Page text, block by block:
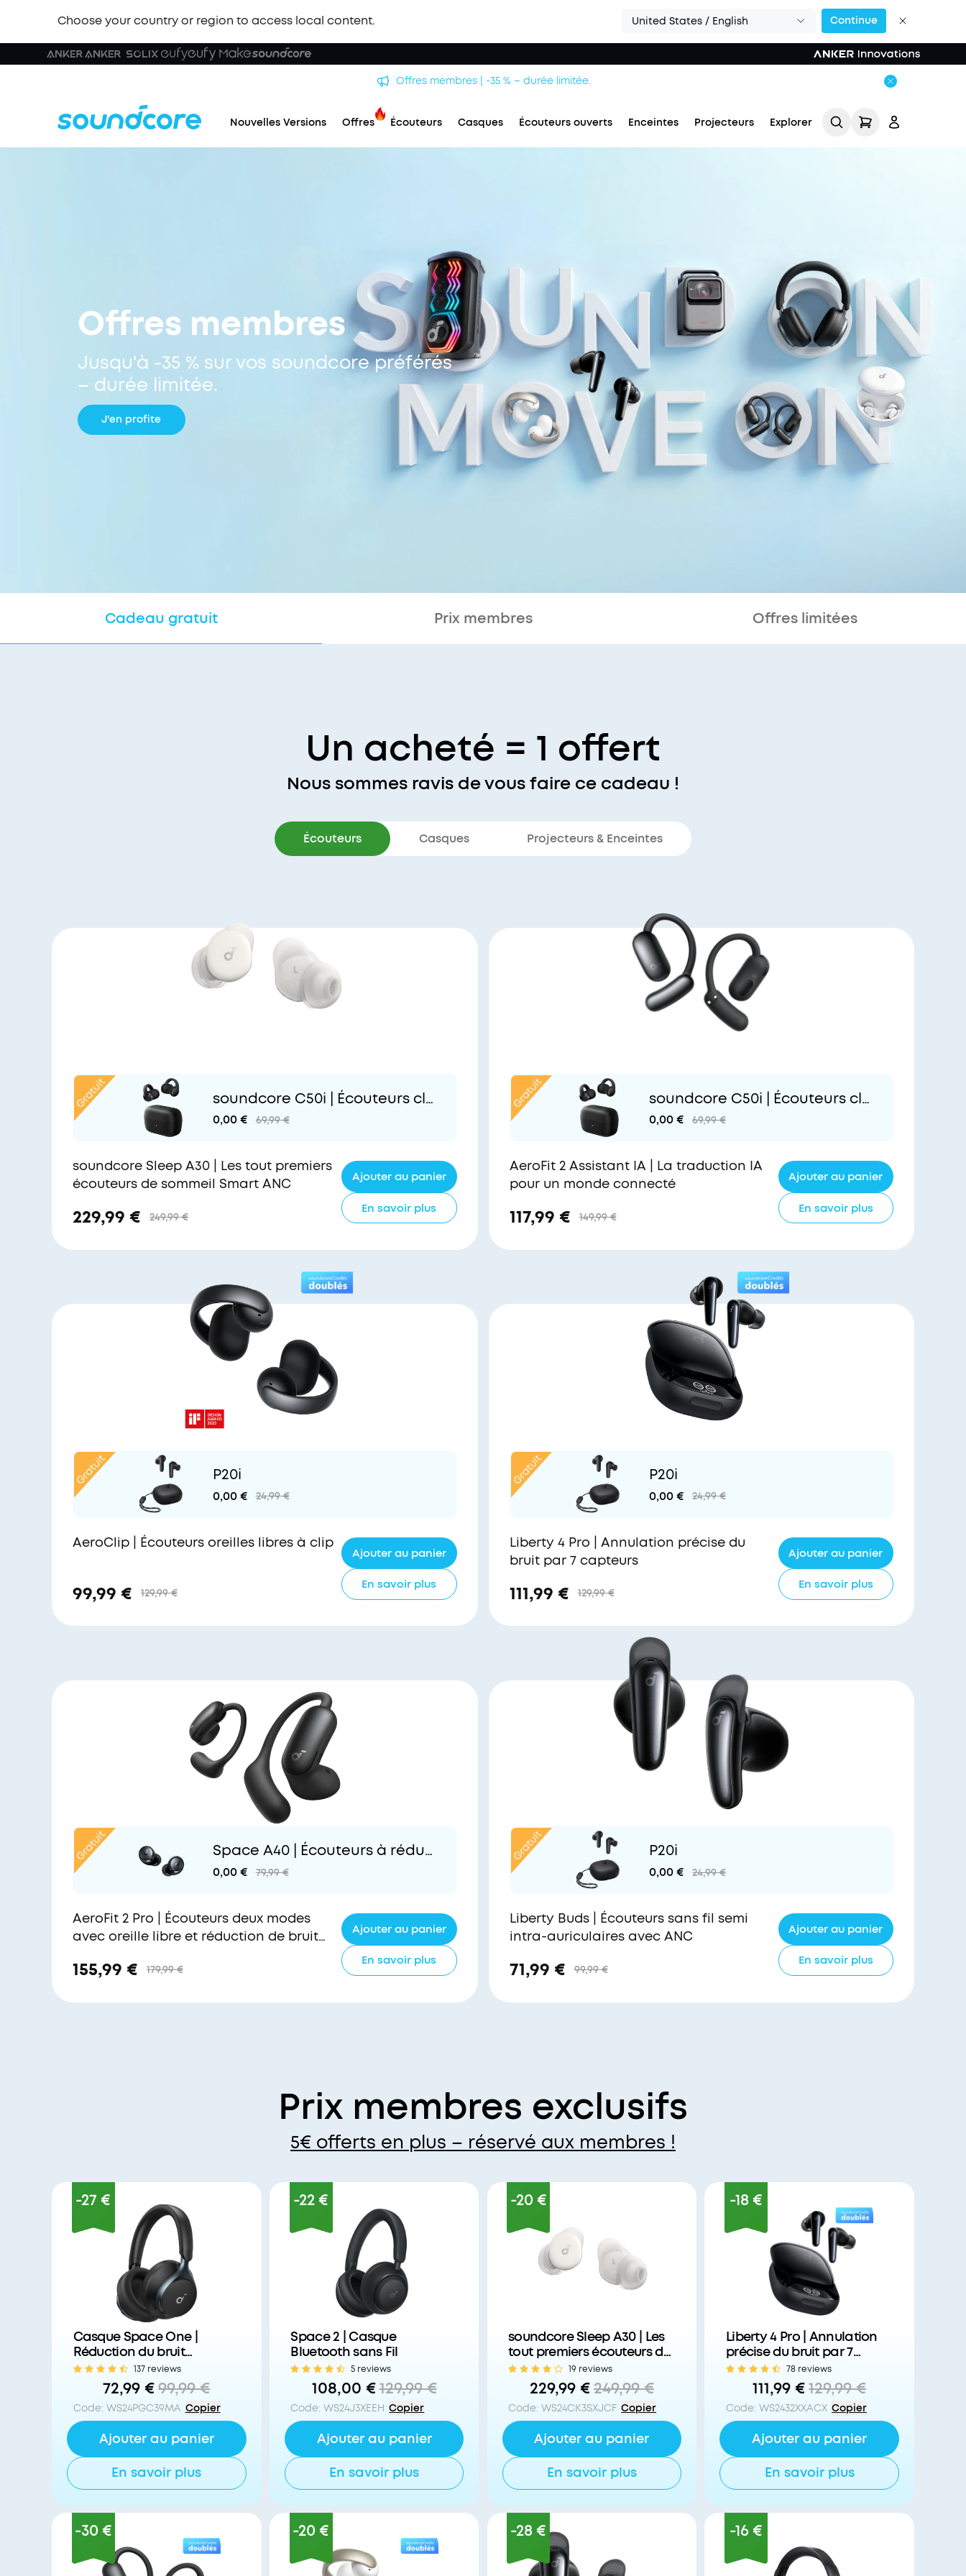
Choose your country or region to access local content. United States / English Continue
Offres membres | -35 % – durée limitée.
Nouvelles Versions Offres Écouteurs Casques Écouteurs ouverts Enceintes Projecteurs Explorer
Se connecter
Suivi de commande
Offres membres
Jusqu'à -35 % sur vos soundcore préférés
– durée limitée.
J'en profite
Cadeau gratuit Prix membres Offres limitées
Un acheté = 1 offert
Nous sommes ravis de vous faire ce cadeau !
Écouteurs Casques Projecteurs & Enceintes
soundcore C50i | Écouteurs cli
p flexbiles et confortables
0,00 € 69,99 €
soundcore Sleep A30 | Les tout premiers
écouteurs de sommeil Smart ANC
229,99 € 249,99 €
Ajouter au panier
En savoir plus
soundcore C50i | Écouteurs cli
p flexbiles et confortables
0,00 € 69,99 €
AeroFit 2 Assistant IA | La traduction IA
pour un monde connecté
117,99 € 149,99 €
Ajouter au panier
En savoir plus
P20i
0,00 € 24,99 €
AeroClip | Écouteurs oreilles libres à clip
99,99 € 129,99 €
Ajouter au panier
En savoir plus
P20i
0,00 € 24,99 €
Liberty 4 Pro | Annulation précise du
bruit par 7 capteurs
111,99 € 129,99 €
Ajouter au panier
En savoir plus
Space A40 | Écouteurs à réduc
tion de bruit
0,00 € 79,99 €
AeroFit 2 Pro | Écouteurs deux modes
avec oreille libre et réduction de bruit
155,99 € 179,99 €
Ajouter au panier
En savoir plus
P20i
0,00 € 24,99 €
Liberty Buds | Écouteurs sans fil semi
intra-auriculaires avec ANC
71,99 € 99,99 €
Ajouter au panier
En savoir plus
Prix membres exclusifs
5€ offerts en plus – réservé aux membres !
-27 €
Casque Space One |
Réduction du bruit
avancée 137 reviews
72,99 €99,99 €
Code: WS24PGC39MA Copier
Ajouter au panier
En savoir plus
-22 €
Space 2 | Casque
Bluetooth sans Fil
5 reviews
108,00 €129,99 €
Code: WS24J3XEEH Copier
Ajouter au panier
En savoir plus
-20 €
soundcore Sleep A30 | Les
tout premiers écouteurs de
sommeil Smart ANC
19 reviews
229,99 €249,99 €
Code: WS24CK3SXJCF Copier
Ajouter au panier
En savoir plus
-18 €
Liberty 4 Pro | Annulation
précise du bruit par 7
capteurs 78 reviews
111,99 €129,99 €
Code: WS2432XXACX Copier
Ajouter au panier
En savoir plus
-30 € -20 € -28 € -16 €